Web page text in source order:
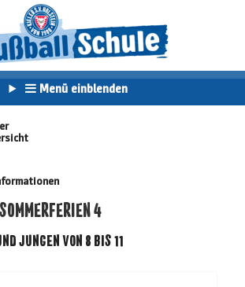
Menü einblenden
4
JUNGEN VON 8 BIS 11